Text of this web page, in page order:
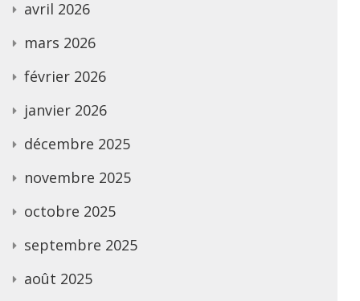
avril 2026
mars 2026
février 2026
janvier 2026
décembre 2025
novembre 2025
octobre 2025
septembre 2025
août 2025